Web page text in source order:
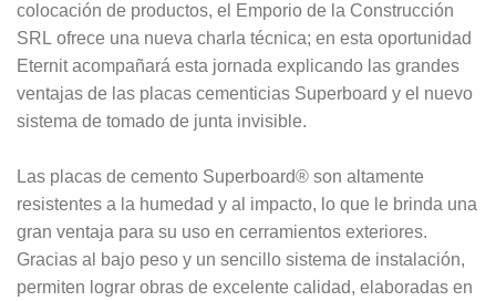
colocación de productos, el Emporio de la Construcción
SRL ofrece una nueva charla técnica; en esta oportunidad
Eternit acompañará esta jornada explicando las grandes
ventajas de las placas cementicias Superboard y el nuevo
sistema de tomado de junta invisible.
Las placas de cemento Superboard® son altamente
resistentes a la humedad y al impacto, lo que le brinda una
gran ventaja para su uso en cerramientos exteriores.
Gracias al bajo peso y un sencillo sistema de instalación,
permiten lograr obras de excelente calidad, elaboradas en